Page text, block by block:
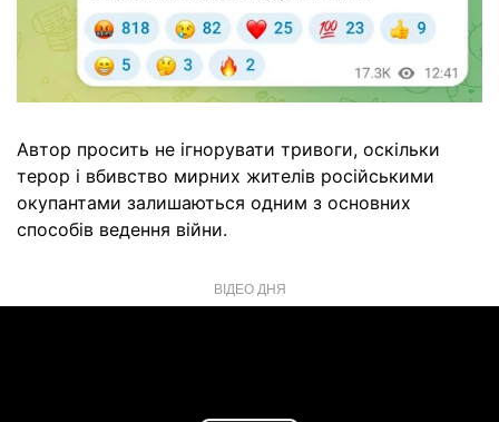
Автор просить не ігнорувати тривоги, оскільки
терор і вбивство мирних жителів російськими
окупантами залишаються одним з основних
способів ведення війни.
ВІДЕО ДНЯ